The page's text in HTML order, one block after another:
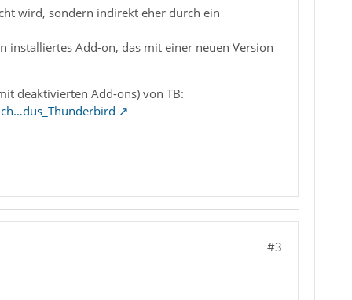
wird, sondern indirekt eher durch ein
installiertes Add-on, das mit einer neuen Version
deaktivierten Add-ons) von TB:
#3